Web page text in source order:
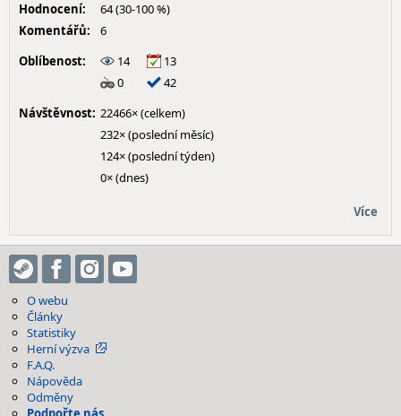
Hodnocení:
64 (30-100 %)
Komentářů:
6
Oblíbenost:
14
13
0
42
Návštěvnost: 22466× (celkem)
232× (poslední měsíc)
124× (poslední týden)
0× (dnes)
Více
O webu
Články
Statistiky
Herní výzva
F.A.Q.
Nápověda
Odměny